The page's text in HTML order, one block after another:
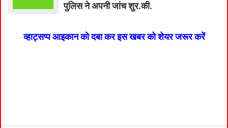
पुलिस ने अपनी जांच शुर.की.
व्हाट्सप्प आइकान को दबा कर इस खबर को शेयर जरूर करें